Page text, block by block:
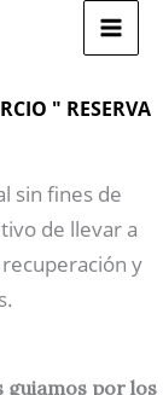
" RESERVA
sin fines de
de llevar a
y
guiamos por los